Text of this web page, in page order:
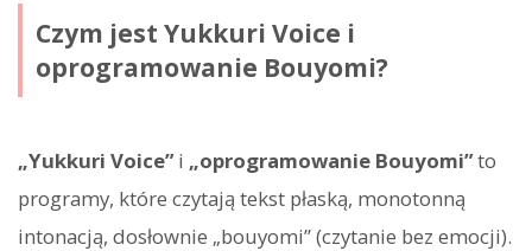
Czym jest Yukkuri Voice i
oprogramowanie Bouyomi?
„Yukkuri Voice”i „oprogramowanie Bouyomi”to
programy, które czytają tekst płaską, monotonną
intonacją, dosłownie „bouyomi” (czytanie bez emocji).